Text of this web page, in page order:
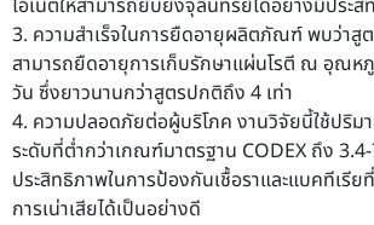
3. ความสำเร็จในการยืดอายุผลิตภัณฑ์ พบว่าสู
สามารถยืดอายุการเก็บรักษาแผ่นโรตี ณ อุณห
วัน ซึ่งยาวนานกว่าสูตรปกติถึง 4 เท่า
4. ความปลอดภัยต่อผู้บริโภค งานวิจัยนี้ใช้ปริม
ระดับที่ต่ำกว่าเกณฑ์มาตรฐาน CODEX ถึง
ประสิทธิภาพในการป้องกันเชื้อราและแบคทีเรีย
การเน่าเสียได้เป็นอย่างดี